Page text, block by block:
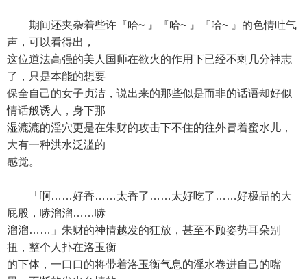
期间还夹杂着些许『哈~ 』『哈~ 』『哈~ 』的色情吐气
声，可以看得出，
这位道法高强的美人国师在欲火的作用下已经不剩几分神志
了，只是本能的想要
保全自己的女子贞洁，说出来的那些似是而非的话语却好似
情话般诱人，身下那
湿漉漉的淫穴更是在朱财的攻击下不住的往外冒着蜜水儿，
大有一种洪水泛滥的
感觉。
「啊……好香……太香了……太好吃了……好极品的大
屁股，哧溜溜……哧
溜溜……」朱财的神情越发的狂放，甚至不顾姿势耳朵别
扭，整个人扑在洛玉衡
的下体，一口口的将带着洛玉衡气息的淫水卷进自己的嘴